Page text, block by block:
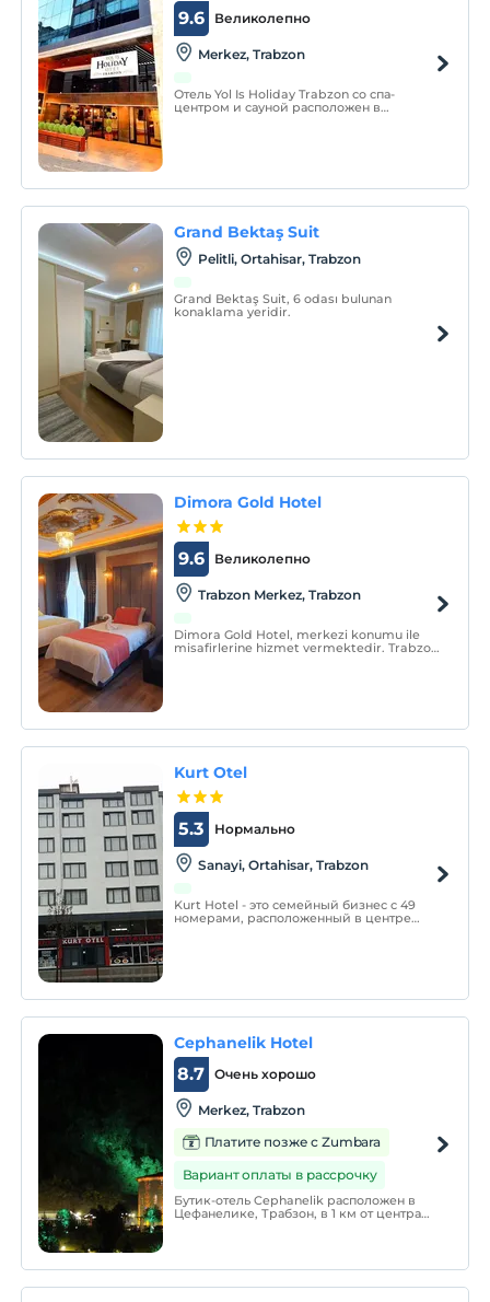
Великолепно
9.6
Merkez, Trabzon
Отель Yol Is Holiday Trabzon со спа-
центром и сауной расположен в
Grand Bektaş Suit
Pelitli, Ortahisar, Trabzon
Grand Bektaş Suit, 6 odası bulunan
konaklama yeridir.
Dimora Gold Hotel
Великолепно
9.6
Trabzon Merkez, Trabzon
Dimora Gold Hotel, merkezi konumu ile
misafirlerine hizmet vermektedir. Trabzon
Kurt Otel
Нормально
5.3
Sanayi, Ortahisar, Trabzon
Kurt Hotel - это семейный бизнес с 49
номерами, расположенный в центре
Cephanelik Hotel
Очень хорошо
8.7
Merkez, Trabzon
Платите позже с Zumbara
Вариант оплаты в рассрочку
Бутик-отель Cephanelik расположен в
Цефанелике, Трабзон, в 1 км от центра
туристических поездок.